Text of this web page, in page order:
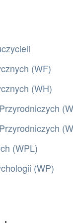
(WF)
(WH)
(WPL)
(WP)